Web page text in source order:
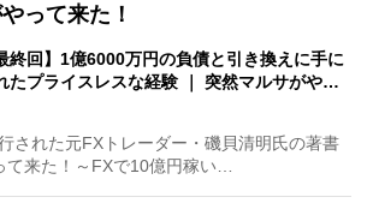
って来た！
終回】1億6000万円の負債と引き換えに手に
たプライスレスな経験 ｜ 突然マルサがや…
された元FXトレーダー・磯貝清明氏の著書
て来た！～FXで10億円稼い…